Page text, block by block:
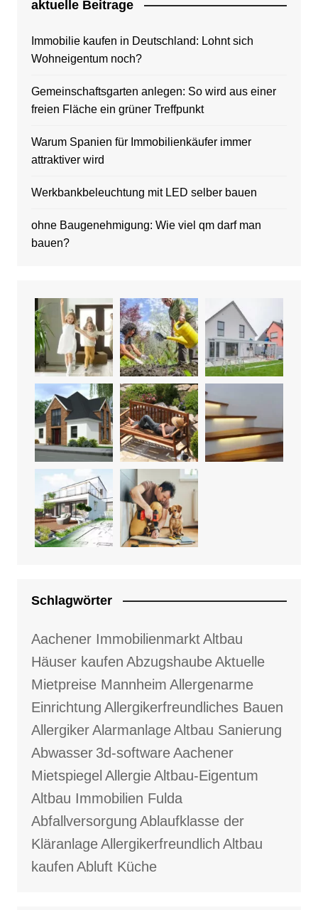
aktuelle Beitrage
Immobilie kaufen in Deutschland: Lohnt sich
Wohneigentum noch?
Gemeinschaftsgarten anlegen: So wird aus einer
freien Fläche ein grüner Treffpunkt
Warum Spanien für Immobilienkäufer immer
attraktiver wird
Werkbankbeleuchtung mit LED selber bauen
ohne Baugenehmigung: Wie viel qm darf man
bauen?
Schlagwörter
Aachener ImmobilienmarktAltbau
Häuser kaufen AbzugshaubeAktuelle
Mietpreise Mannheim Allergenarme
Einrichtung Allergikerfreundliches Bauen
AllergikerAlarmanlageAltbau Sanierung
Abwasser 3d-softwareAachener
Mietspiegel AllergieAltbau-Eigentum
Altbau Immobilien Fulda
Abfallversorgung Ablaufklasse der
KläranlageAllergikerfreundlich Altbau
kaufen Abluft Küche